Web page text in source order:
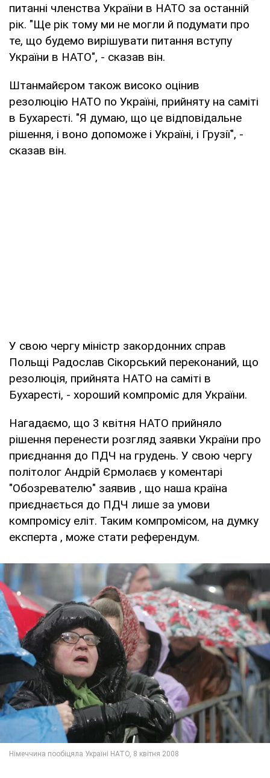
питанні членства України в НАТО за останній
рік. "Ще рік тому ми не могли й подумати про
те, що будемо вирішувати питання вступу
України в НАТО", - сказав він.
Штанмайєром також високо оцінив
резолюцію НАТО по Україні, прийняту на саміті
в Бухаресті. "Я думаю, що це відповідальне
рішення, і воно допоможе і Україні, і Грузії", -
сказав він.
У свою чергу міністр закордонних справ
Польщі Радослав Сікорський переконаний, що
резолюція, прийнята НАТО на саміті в
Бухаресті, - хороший компроміс для України.
Нагадаємо, що 3 квітня НАТО прийняло
рішення перенести розгляд заявки України про
приєднання до ПДЧ на грудень. У свою чергу
політолог Андрій Єрмолаєв у коментарі
"Обозревателю" заявив , що наша країна
приєднається до ПДЧ лише за умови
компромісу еліт. Таким компромісом, на думку
експерта , може стати референдум.